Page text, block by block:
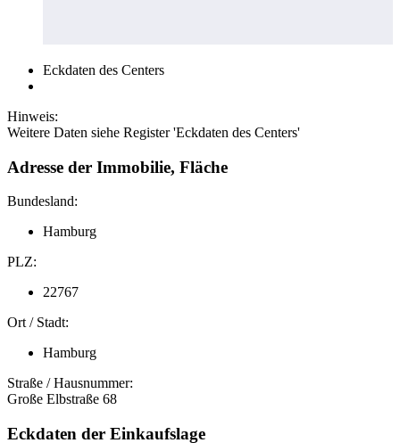
Eckdaten des Centers
Hinweis:
Weitere Daten siehe Register 'Eckdaten des Centers'
Adresse der Immobilie, Fläche
Bundesland:
Hamburg
PLZ:
22767
Ort / Stadt:
Hamburg
Straße / Hausnummer:
Große Elbstraße 68
Eckdaten der Einkaufslage